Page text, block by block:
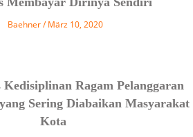
Baehner März 10, 2020
Ragam Pelanggaran
Sering Diabaikan Masyarakat
Kota